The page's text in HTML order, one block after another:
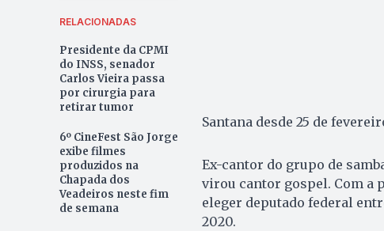
RELACIONADAS
Presidente da CPMI
do INSS, senador
Carlos Vieira passa
por cirurgia para
retirar tumor
6º CineFest São Jorge
exibe filmes
produzidos na
Chapada dos
Veadeiros neste fim
de semana
Santana desde 25 de
Ex-cantor do grupo de
virou cantor gospel. Com a
eleger deputado federal
2020.